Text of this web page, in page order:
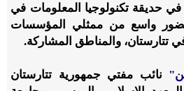
في حديقة تكنولوجيا المعلومات في
واسع من ممثلي المؤسسات
في تتارستان، والمناطق المشاركة.
نائب مفتي جمهورية تتارستان